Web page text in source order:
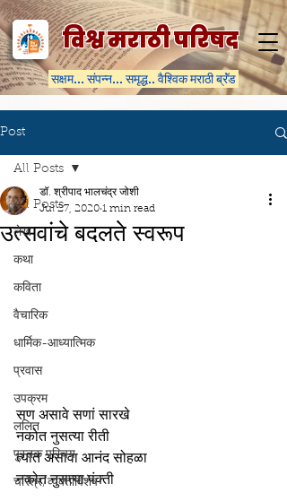
विश्व मराठी परिषद
सक्षम... संपन्न... समृद्ध.. वैश्विक मराठी ब्रॅंड
Post
All Posts
लेख
कथा
कविता
वैचारिक
धार्मिक-आध्यात्मिक
प्रवास
उपक्रम
ललित
पुस्तक परिचय
चरित्र/व्यक्तीविशेष
All Posts
उत्सवांचे बदलते स्वरूप
डॉ. श्रीपाद भालचंद्र जोशी
Jul 27, 2020 1 min read
सण असावे सणां सारखे
नकोत नुसत्या रीती
त्यात असावा आनंद सोहळा
नकोत नुसत्या पंक्ती